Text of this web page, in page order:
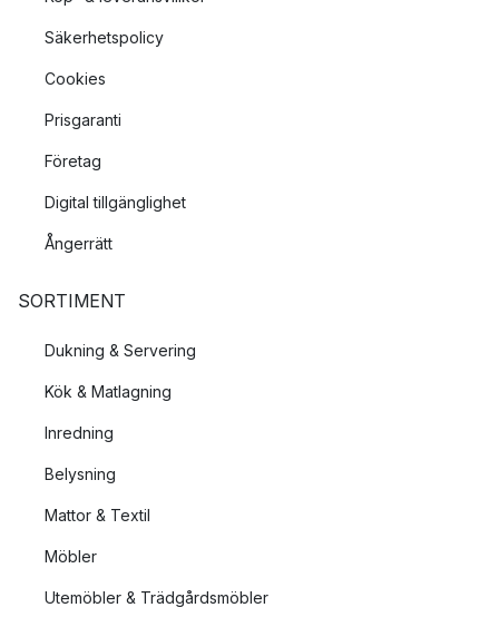
Säkerhetspolicy
Cookies
Prisgaranti
Företag
Digital tillgänglighet
Ångerrätt
SORTIMENT
Dukning & Servering
Kök & Matlagning
Inredning
Belysning
Mattor & Textil
Möbler
Utemöbler & Trädgårdsmöbler